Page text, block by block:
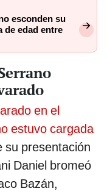
esconden su
de edad entre
en el
estuvo cargada
su presentación
Daniel bromeó
Bazán,